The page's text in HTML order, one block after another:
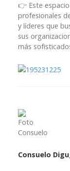
👉 Este
profesionales
y líderes que
sus
más
Consuelo